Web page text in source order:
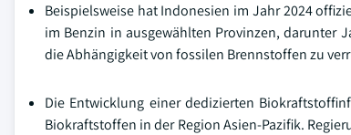
Beispielsweise hat Indonesien im Jahr 2024
im Benzin in ausgewählten Provinzen, darunter
die Abhängigkeit von fossilen Brennstoffen zu
Die Entwicklung einer dedizierten
Biokraftstoffen in der Region Asien-Pazifik.